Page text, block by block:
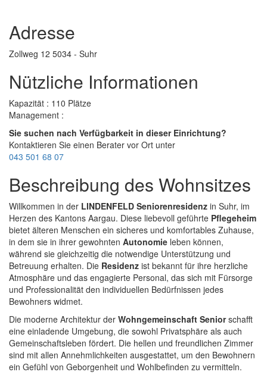
Adresse
Zollweg 12 5034 - Suhr
Nützliche Informationen
Kapazität : 110 Plätze
Management :
Sie suchen nach Verfügbarkeit in dieser Einrichtung?
Kontaktieren Sie einen Berater vor Ort unter
043 501 68 07
Beschreibung des Wohnsitzes
Willkommen in der LINDENFELD Seniorenresidenz in Suhr, im
Herzen des Kantons Aargau. Diese liebevoll geführte Pflegeheim
bietet älteren Menschen ein sicheres und komfortables Zuhause,
in dem sie in ihrer gewohnten Autonomie leben können,
während sie gleichzeitig die notwendige Unterstützung und
Betreuung erhalten. Die Residenz ist bekannt für ihre herzliche
Atmosphäre und das engagierte Personal, das sich mit Fürsorge
und Professionalität den individuellen Bedürfnissen jedes
Bewohners widmet.
Die moderne Architektur der Wohngemeinschaft Seniorschafft
eine einladende Umgebung, die sowohl Privatsphäre als auch
Gemeinschaftsleben fördert. Die hellen und freundlichen Zimmer
sind mit allen Annehmlichkeiten ausgestattet, um den Bewohnern
ein Gefühl von Geborgenheit und Wohlbefinden zu vermitteln.